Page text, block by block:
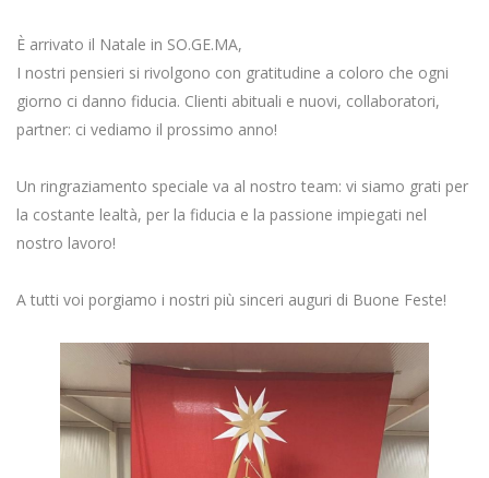
È arrivato il Natale in SO.GE.MA,
I nostri pensieri si rivolgono con gratitudine a coloro che ogni
giorno ci danno fiducia. Clienti abituali e nuovi, collaboratori,
partner: ci vediamo il prossimo anno!
Un ringraziamento speciale va al nostro team: vi siamo grati per
la costante lealtà, per la fiducia e la passione impiegati nel
nostro lavoro!
A tutti voi porgiamo i nostri più sinceri auguri di Buone Feste!